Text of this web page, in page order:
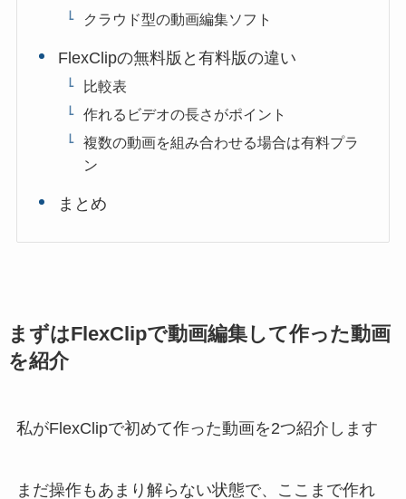
クラウド型の動画編集ソフト
FlexClipの無料版と有料版の違い
比較表
作れるビデオの長さがポイント
複数の動画を組み合わせる場合は有料プラ
ン
まとめ
まずはFlexClipで動画編集して作った動画
を紹介
私がFlexClipで初めて作った動画を2つ紹介します
まだ操作もあまり解らない状態で、ここまで作れ